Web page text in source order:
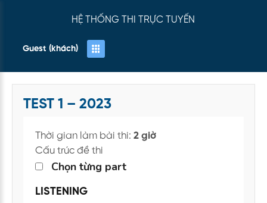
HỆ THỐNG THI TRỰC TUYẾN
Guest (khách)
TEST 1 – 2023
Thời gian làm bài thi: 2 giờ
Cấu trúc đề thi
Chọn từng part
LISTENING